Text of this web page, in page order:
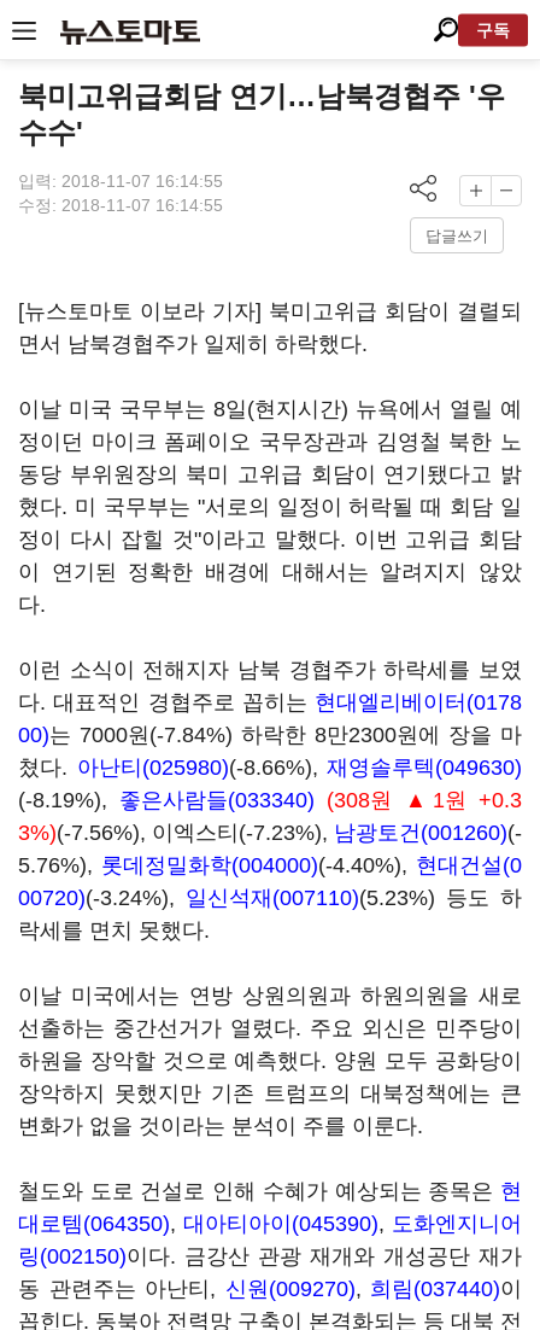
구독
북미고위급회담 연기…남북경협주 '우
수수'
입력: 2018-11-07 16:14:55
수정: 2018-11-07 16:14:55
답글쓰기
[뉴스토마토 이보라 기자] 북미고위급 회담이 결렬되
면서 남북경협주가 일제히 하락했다.
이날 미국 국무부는 8일(현지시간) 뉴욕에서 열릴 예
정이던 마이크 폼페이오 국무장관과 김영철 북한 노
동당 부위원장의 북미 고위급 회담이 연기됐다고 밝
혔다. 미 국무부는 "서로의 일정이 허락될 때 회담 일
정이 다시 잡힐 것"이라고 말했다. 이번 고위급 회담
이 연기된 정확한 배경에 대해서는 알려지지 않았
다.
이런 소식이 전해지자 남북 경협주가 하락세를 보였
다. 대표적인 경협주로 꼽히는 현대엘리베이터(0178
00)는 7000원(-7.84%) 하락한 8만2300원에 장을 마
쳤다. 아난티(025980)(-8.66%), 재영솔루텍(049630)
(-8.19%), 좋은사람들(033340) (308원 ▲1원 +0.3
3%)(-7.56%), 이엑스티(-7.23%), 남광토건(001260)(-
5.76%), 롯데정밀화학(004000)(-4.40%), 현대건설(0
00720)(-3.24%), 일신석재(007110)(5.23%) 등도 하
락세를 면치 못했다.
이날 미국에서는 연방 상원의원과 하원의원을 새로
선출하는 중간선거가 열렸다. 주요 외신은 민주당이
하원을 장악할 것으로 예측했다. 양원 모두 공화당이
장악하지 못했지만 기존 트럼프의 대북정책에는 큰
변화가 없을 것이라는 분석이 주를 이룬다.
철도와 도로 건설로 인해 수혜가 예상되는 종목은 현
대로템(064350), 대아티아이(045390), 도화엔지니어
링(002150)이다. 금강산 관광 재개와 개성공단 재가
동 관련주는 아난티, 신원(009270), 희림(037440)이
꼽힌다. 동북아 전력망 구축이 본격화되는 등 대북 전